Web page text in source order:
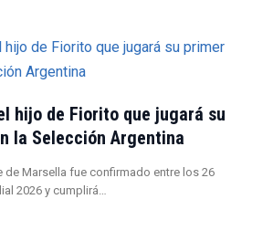
hijo de Fiorito que jugará su
la Selección Argentina
de Marsella fue confirmado entre los 26
2026 y cumplirá…